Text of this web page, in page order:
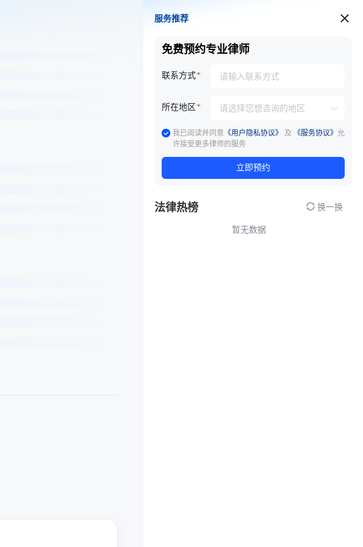
服务推荐
服务推荐
免费预约专业律师
联系方式
所在地区
我已阅读并同意 《用户隐私协议》 及 《服务协议》 允
许接受更多律师的服务
立即预约
法律热榜 换一换
暂无数据